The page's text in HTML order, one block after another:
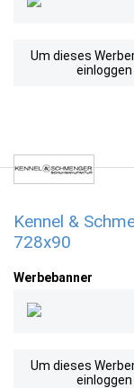
Um dieses
Kennel &
728x90
Werbebanner
Um dieses